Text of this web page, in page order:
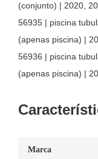
(conjunto) | 2020,
56935 | piscina
(apenas piscina) |
56936 | piscina
(apenas piscina) |
Marca